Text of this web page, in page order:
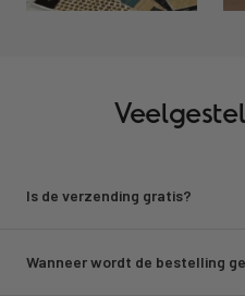
Is de verzending gratis?
Wanneer wordt de bestelling